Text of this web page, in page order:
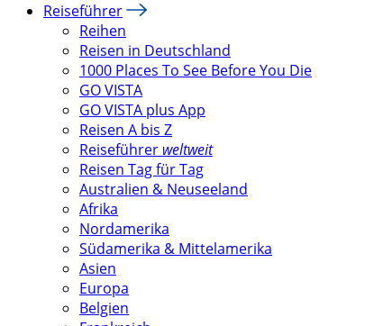
Reiseführer
Reihen
Reisen in Deutschland
1000 Places To See Before You Die
GO VISTA
GO VISTA plus App
Reisen A bis Z
Reiseführer weltweit
Reisen Tag für Tag
Australien & Neuseeland
Afrika
Nordamerika
Südamerika & Mittelamerika
Asien
Europa
Belgien